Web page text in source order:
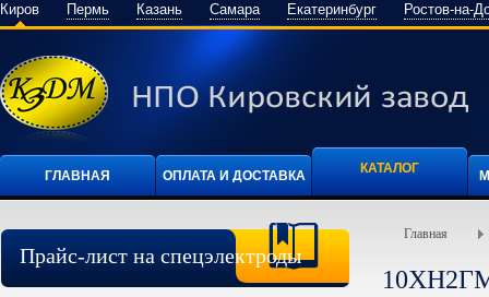
Киров Пермь Казань Самара Екатеринбург Ростов-на-
ГЛАВНАЯ ОПЛАТА И ДОСТАВКА КАТАЛОГ
Прайс-лист на спецэлектроды
Главная